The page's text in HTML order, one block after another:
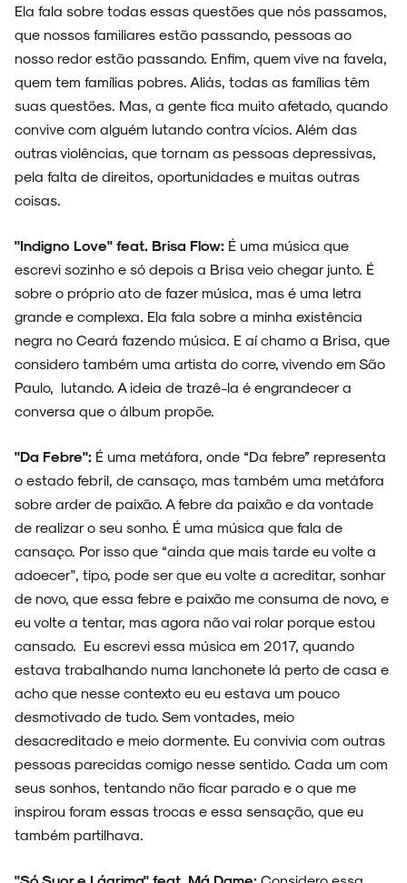
Ela fala sobre todas essas questões que nós passamos,
que nossos familiares estão passando, pessoas ao
nosso redor estão passando. Enfim, quem vive na favela,
quem tem famílias pobres. Aliás, todas as famílias têm
suas questões. Mas, a gente fica muito afetado, quando
convive com alguém lutando contra vícios. Além das
outras violências, que tornam as pessoas depressivas,
pela falta de direitos, oportunidades e muitas outras
coisas.
"Indigno Love" feat. Brisa Flow: É uma música que
escrevi sozinho e só depois a Brisa veio chegar junto. É
sobre o próprio ato de fazer música, mas é uma letra
grande e complexa. Ela fala sobre a minha existência
negra no Ceará fazendo música. E aí chamo a Brisa, que
considero também uma artista do corre, vivendo em São
Paulo, lutando. A ideia de trazê-la é engrandecer a
conversa que o álbum propõe.
"Da Febre": É uma metáfora, onde “Da febre” representa
o estado febril, de cansaço, mas também uma metáfora
sobre arder de paixão. A febre da paixão e da vontade
de realizar o seu sonho. É uma música que fala de
cansaço. Por isso que “ainda que mais tarde eu volte a
adoecer", tipo, pode ser que eu volte a acreditar, sonhar
de novo, que essa febre e paixão me consuma de novo, e
eu volte a tentar, mas agora não vai rolar porque estou
cansado. Eu escrevi essa música em 2017, quando
estava trabalhando numa lanchonete lá perto de casa e
acho que nesse contexto eu eu estava um pouco
desmotivado de tudo. Sem vontades, meio
desacreditado e meio dormente. Eu convivia com outras
pessoas parecidas comigo nesse sentido. Cada um com
seus sonhos, tentando não ficar parado e o que me
inspirou foram essas trocas e essa sensação, que eu
também partilhava.